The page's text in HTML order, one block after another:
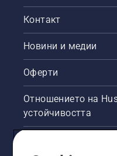
Контакт
Новини и медии
Оферти
Отношението на
устойчивостта